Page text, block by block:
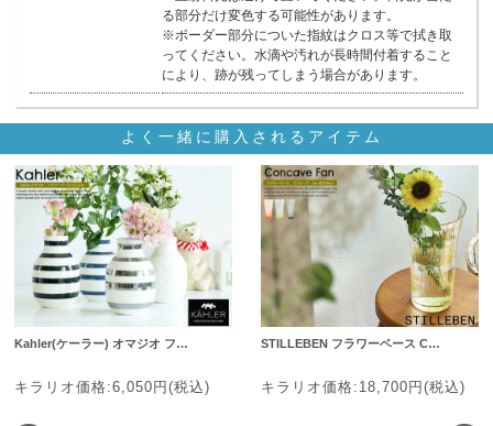
る部分だけ変色する可能性があります。
※ボーダー部分についた指紋はクロス等で拭き取
ってください。水滴や汚れが長時間付着すること
により、跡が残ってしまう場合があります。
よく一緒に購入されるアイテム
Kahler(ケーラー) オマジオ フ…
キラリオ価格:6,050円(税込)
STILLEBEN フラワーベース C…
キラリオ価格:18,700円(税込)